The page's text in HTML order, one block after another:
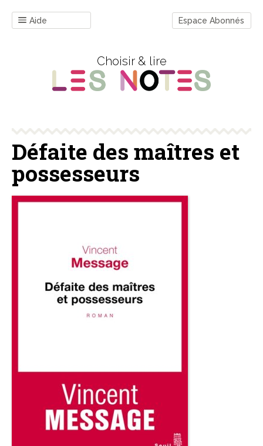
Aide Espace Abonnés
Choisir & lire
Défaite des maîtres et
possesseurs